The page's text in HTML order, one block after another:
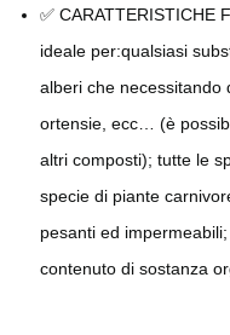
✅ CARATTERISTICHE
ideale per:qualsiasi
alberi che necessitando
ortensie, ecc… (è
altri composti); tutte le
specie di piante
pesanti ed
contenuto di sostanza